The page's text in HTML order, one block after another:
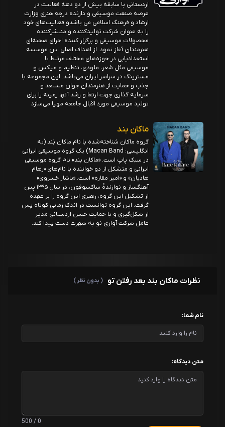
اردستانی با سابقه بیش از دو دهه فعالیت در
عرصه صنعت موسیقی و دارنده درجه هنری وزارت
ارشاد و فرهنگ اسلامی می باشدو فعالیت‌های خود
را به عنوان شرکت تولیدکننده و منتشرکننده
محصولات موسیقی و برگزار کننده اجرای صحنه‌ای
هنرمندان آغاز نمود. از اهداف اصلی این موسسه
استعدادیابی در حوزه‌های مختلف مرتبط با
موسیقی مثل شعر، ملودی، تنظیم و میکس و
مسترینگ در سراسر ایران می‌باشد. این مجموعه با
جذب و حمایت از هنرمندان جوان مستعد و
سرمایه گذاری جهت ارتقا و رشد آنها زمینه را برای
تولید موسیقی مورد اقبال جامعه مهیا می‌سازد
ماکان بند
گروه ماکان شناخته‌شده با نام ماکان بَند (به
انگلیسی: Macan Band) یک گروه موسیقی ایرانی
در سبک پاپ است. «ماکان بند» نام گروه موسیقی
ایرانی و متشکل از دو خواننده با نام‌های «رهام
هادیان» و «امیر مقاره» است. «یاشار خسروی»
آهنگساز و نوازندهٔ ساکسوفون، در سال ۱۳۹۵ پس
از تشکیل این گروه، رهبری این گروه را بر عهده
گرفت. این گروه توانست در اندک زمانی کوتاه پس
از شکل‌گیری و با حمایت حسن اردستانی مدیر
عامل شرکت آوازی نو به شهرت دست پیدا کند.
نظرات ماکان بند بعد رفتن تو ( بدون نظر )
نام شما:
متن دیدگاه:
0 / 500